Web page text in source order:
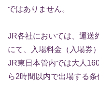
ではありません。
JR各社においては、運送
にて、入場料金（入場券
JR東日本管内では大人
ら2時間以内で出場する条